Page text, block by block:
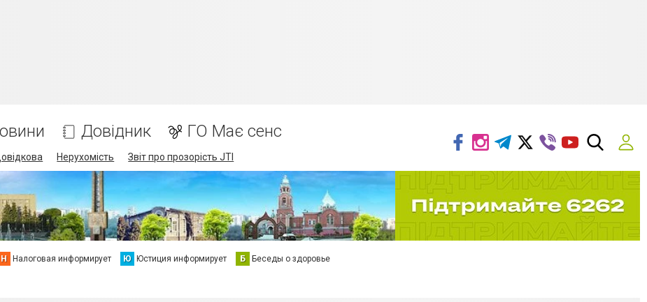
Довідник ГО Має сенс
Нерухомість Звіт про прозорість JTI
Н Налоговая информирует Ю Юстиция информирует Б Беседы о здоровье